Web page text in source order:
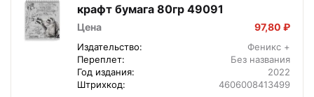
крафт бумага 80гр 49091
Цена 97,80 ₽
Издательство:
Феникс +
Переплет:
Без названия
Год издания:
2022
Штрихкод:
4606008413499